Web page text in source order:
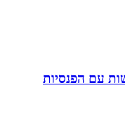
עם הפנסיות